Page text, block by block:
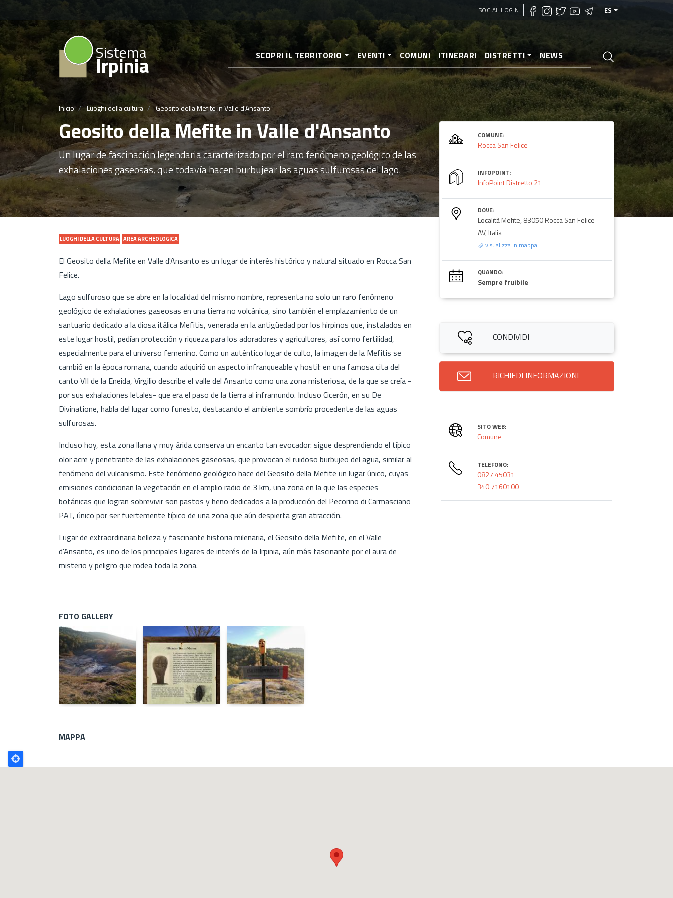
al
contenido
principal
SOCIAL LOGIN ES
Sistema
Irpinia SCOPRI IL TERRITORIO EVENTI COMUNI ITINERARI DISTRETTI NEWS
Inicio Luoghi della cultura Geosito della Mefite in Valle d'Ansanto
Geosito della Mefite in Valle d'Ansanto
Un lugar de fascinación legendaria caracterizado por el raro fenómeno geológico de las
exhalaciones gaseosas, que todavía hacen burbujear las aguas sulfurosas del lago.
LUOGHI DELLA CULTURA AREA ARCHEOLOGICA
El Geosito della Mefite en Valle d'Ansanto es un lugar de interés histórico y natural situado en Rocca San
Felice.
Lago sulfuroso que se abre en la localidad del mismo nombre, representa no solo un raro fenómeno
geológico de exhalaciones gaseosas en una tierra no volcánica, sino también el emplazamiento de un
santuario dedicado a la diosa itálica Mefitis, venerada en la antigüedad por los hirpinos que, instalados en
este lugar hostil, pedían protección y riqueza para los adoradores y agricultores, así como fertilidad,
especialmente para el universo femenino. Como un auténtico lugar de culto, la imagen de la Mefitis se
cambió en la época romana, cuando adquirió un aspecto infranqueable y hostil: en una famosa cita del
canto VII de la Eneida, Virgilio describe el valle del Ansanto como una zona misteriosa, de la que se creía -
por sus exhalaciones letales- que era el paso de la tierra al inframundo. Incluso Cicerón, en su De
Divinatione, habla del lugar como funesto, destacando el ambiente sombrío procedente de las aguas
sulfurosas.
Incluso hoy, esta zona llana y muy árida conserva un encanto tan evocador: sigue desprendiendo el típico
olor acre y penetrante de las exhalaciones gaseosas, que provocan el ruidoso burbujeo del agua, similar al
fenómeno del vulcanismo. Este fenómeno geológico hace del Geosito della Mefite un lugar único, cuyas
emisiones condicionan la vegetación en el amplio radio de 3 km, una zona en la que las especies
botánicas que logran sobrevivir son pastos y heno dedicados a la producción del Pecorino di Carmasciano
PAT, único por ser fuertemente típico de una zona que aún despierta gran atracción.
Lugar de extraordinaria belleza y fascinante historia milenaria, el Geosito della Mefite, en el Valle
d'Ansanto, es uno de los principales lugares de interés de la Irpinia, aún más fascinante por el aura de
misterio y peligro que rodea toda la zona.
FOTO GALLERY
COMUNE:
Rocca San Felice
INFOPOINT:
InfoPoint Distretto 21
DOVE:
Località Mefite, 83050 Rocca San Felice
AV, Italia
visualizza in mappa
QUANDO:
Sempre fruibile
CONDIVIDI
RICHIEDI INFORMAZIONI
SITO WEB:
Comune
TELEFONO:
0827 45031
340 7160100
MAPPA
Poligono
GEO